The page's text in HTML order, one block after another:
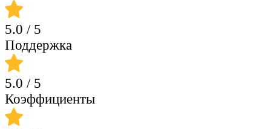
5.0 / 5
Поддержка
5.0 / 5
Коэффициенты